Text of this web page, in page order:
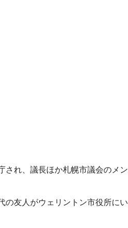
れ、議長ほか札幌市議会のメ
友人がウェリントン市役所に